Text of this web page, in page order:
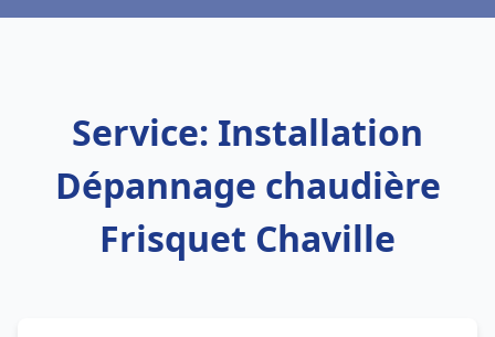
Service: Installation
Dépannage chaudière
Frisquet Chaville